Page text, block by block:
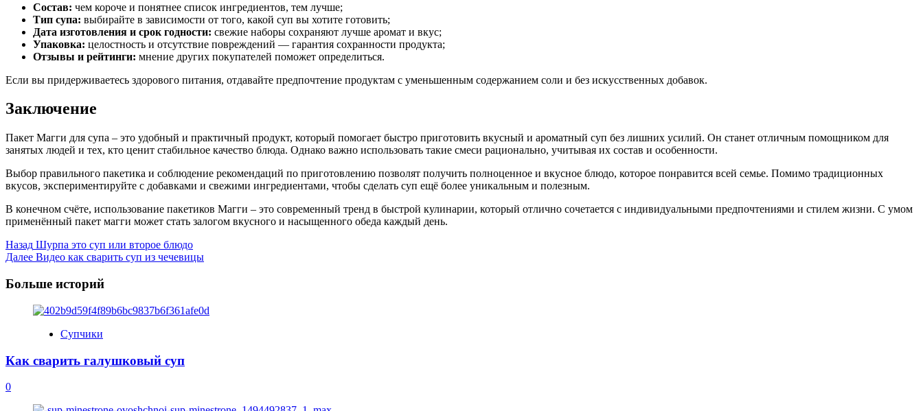
Состав: чем короче и понятнее список ингредиентов, тем лучше;
Тип супа: выбирайте в зависимости от того, какой суп вы хотите готовить;
Дата изготовления и срок годности: свежие наборы сохраняют лучше аромат и вкус;
Упаковка: целостность и отсутствие повреждений — гарантия сохранности продукта;
Отзывы и рейтинги: мнение других покупателей поможет определиться.
Если вы придерживаетесь здорового питания, отдавайте предпочтение продуктам с уменьшенным содержанием соли и без искусственных добавок.
Заключение
Пакет Магги для супа – это удобный и практичный продукт, который помогает быстро приготовить вкусный и ароматный суп без лишних усилий. Он станет отличным помощником для
занятых людей и тех, кто ценит стабильное качество блюда. Однако важно использовать такие смеси рационально, учитывая их состав и особенности.
Выбор правильного пакетика и соблюдение рекомендаций по приготовлению позволят получить полноценное и вкусное блюдо, которое понравится всей семье. Помимо традиционных
вкусов, экспериментируйте с добавками и свежими ингредиентами, чтобы сделать суп ещё более уникальным и полезным.
В конечном счёте, использование пакетиков Магги – это современный тренд в быстрой кулинарии, который отлично сочетается с индивидуальными предпочтениями и стилем жизни. С умом
применённый пакет магги может стать залогом вкусного и насыщенного обеда каждый день.
Post
Navigation
Назад Шурпа это суп или второе блюдо
Далее Видео как сварить суп из чечевицы
Больше историй
Супчики
Как сварить галушковый суп
0